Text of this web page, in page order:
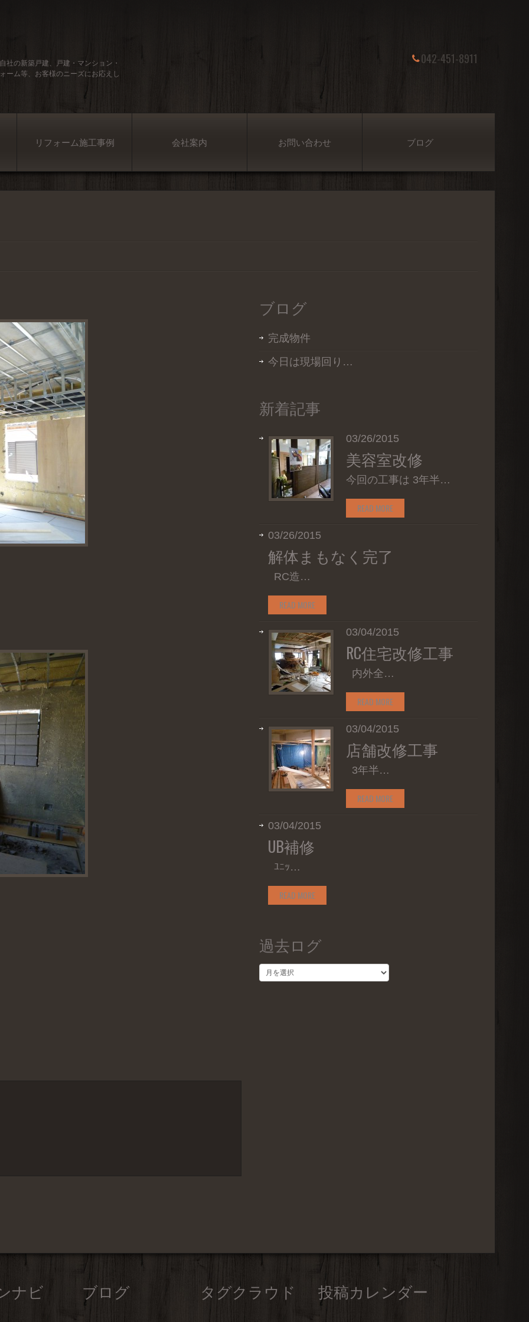
社の新築戸建、戸建・マンション・
ーム等、お客様のニーズにお応えし
042-451-8911
リフォーム施工事例 会社案内 お問い合わせ ブログ
ブログ
完成物件
今日は現場回り…
新着記事
03/26/2015
美容室改修
今回の工事は 3年半…
READ MORE
03/26/2015
解体まもなく完了
RC造…
READ MORE
03/04/2015
RC住宅改修工事
内外全…
READ MORE
03/04/2015
店舗改修工事
3年半…
READ MORE
03/04/2015
UB補修
ﾕﾆｯ…
READ MORE
過去ログ
去
ナビ ブログ タグクラウド 投稿カレンダー